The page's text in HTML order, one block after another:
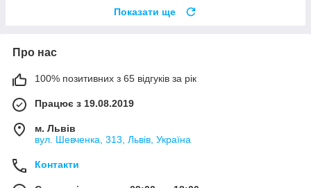
Показати ще
Про нас
100% позитивних з 65 відгуків за рік
Працює з 19.08.2019
м. Львів
вул. Шевченка, 313, Львів, Україна
Контакти